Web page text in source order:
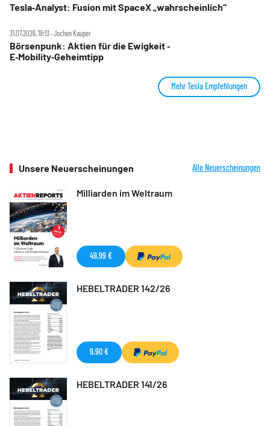
Tesla‑Analyst: Fusion mit SpaceX „wahrscheinlich“
31.07.2026, 19:13 ‧ Jochen Kauper
Börsenpunk: Aktien für die Ewigkeit ‑
E‑Mobility‑Geheimtipp
Mehr Tesla Empfehlungen
Unsere Neuerscheinungen Alle Neuerscheinungen
Milliarden im Weltraum
49,99 €
HEBELTRADER 142/26
9,90 €
HEBELTRADER 141/26